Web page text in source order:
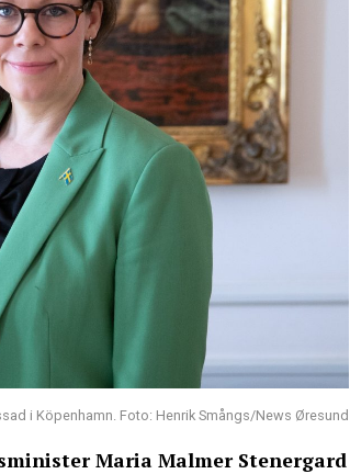
i Köpenhamn. Foto: Henrik Smångs/News Øresund
Maria Malmer Stenergard